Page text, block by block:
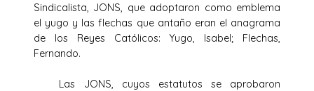
Sindicalista, JONS, que adoptaron como emblema
el yugo y las flechas que antaño eran el anagrama
de los Reyes Católicos: Yugo, Isabel; Flechas,
Fernando.
Las JONS, cuyos estatutos se aprobaron